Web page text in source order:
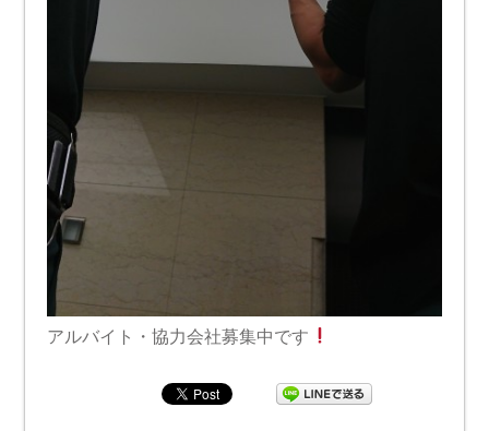
アルバイト・協力会社募集中です